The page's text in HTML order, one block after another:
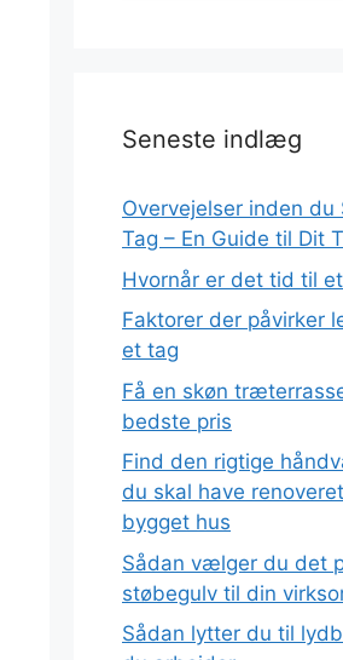
Seneste indlæg
Overvejelser inden du
Tag – En Guide til Dit
Hvornår er det tid til
Faktorer der påvirker
et tag
Få en skøn
bedste pris
Find den rigtige
du skal have
bygget hus
Sådan vælger du det
støbegulv til din
Sådan lytter du til